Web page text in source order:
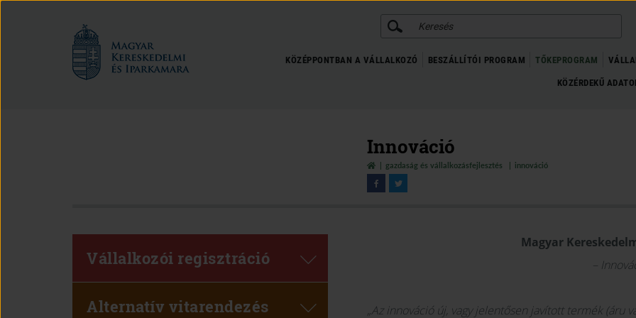
Magyar
Kereskedelmi
és
Iparkamara
KERESÉS
KÖZÉPPONTBAN A VÁLLALKOZÓ BESZÁLLÍTÓI PROGRAM TŐKEPROGRAM
KÖZÉRDEKŰ
Innováció
gazdaság és vállalkozásfejlesztés innováció
Vállalkozói regisztráció
Alternatív vitarendezés
Magyar
–
„Az innováció új, vagy jelentősen javított termék (áru